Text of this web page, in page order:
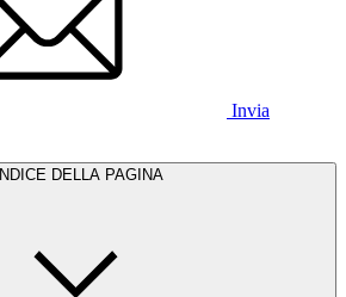
Invia
INDICE DELLA PAGINA